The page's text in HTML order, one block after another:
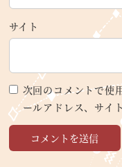
サイト
次回のコメントで使
ールアドレス、サイ